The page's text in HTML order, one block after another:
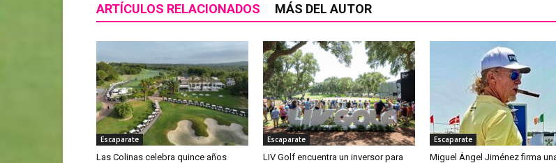
ARTÍCULOS RELACIONADOS MÁS DEL AUTOR
Escaparate
Las Colinas celebra quince años
Escaparate
LIV Golf encuentra un inversor para
Escaparate
Miguel Ángel Jiménez firma